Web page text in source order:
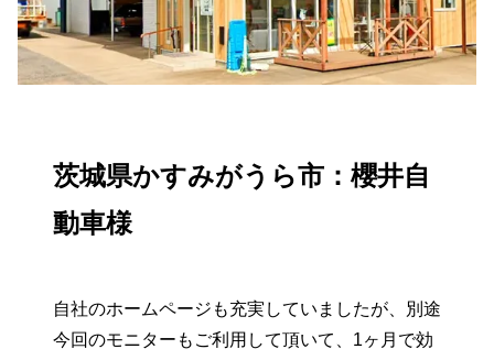
茨城県かすみがうら市：櫻井自
動車様
自社のホームページも充実していましたが、別途
今回のモニターもご利用して頂いて、1ヶ月で効